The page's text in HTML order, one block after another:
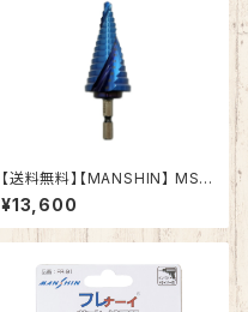
【送料無料】【MANSHIN】 MSD
-633Co 六角軸ステップドリ
ル ナノブルーコーティング
¥13,600